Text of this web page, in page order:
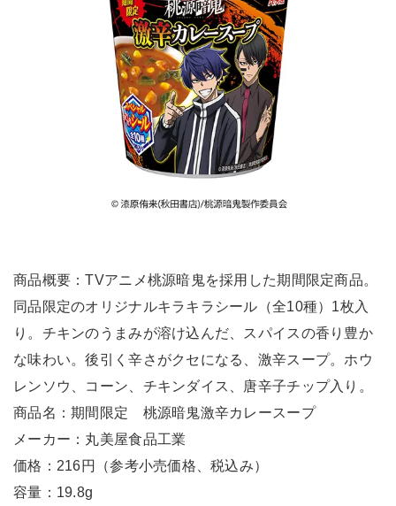
商品概要：TVアニメ桃源暗鬼を採用した期間限定商品。
同品限定のオリジナルキラキラシール（全10種）1枚入
り。チキンのうまみが溶け込んだ、スパイスの香り豊か
な味わい。後引く辛さがクセになる、激辛スープ。ホウ
レンソウ、コーン、チキンダイス、唐辛子チップ入り。
商品名：期間限定 桃源暗鬼激辛カレースープ
メーカー：丸美屋食品工業
価格：216円（参考小売価格、税込み）
容量：19.8g